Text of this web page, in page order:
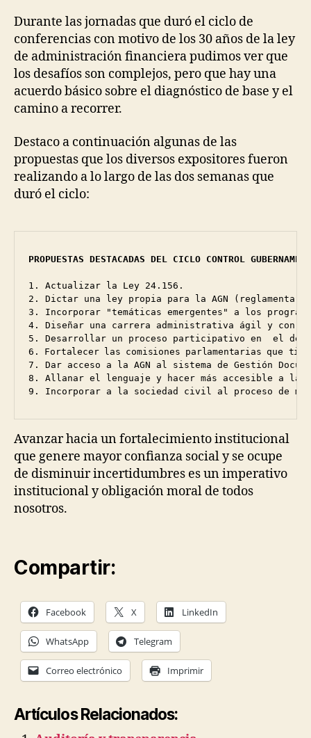
Durante las jornadas que duró el ciclo de
conferencias con motivo de los 30 años de la ley
de administración financiera pudimos ver que
los desafíos son complejos, pero que hay una
acuerdo básico sobre el diagnóstico de base y el
camino a recorrer.
Destaco a continuación algunas de las
propuestas que los diversos expositores fueron
realizando a lo largo de las dos semanas que
duró el ciclo:
PROPUESTAS DESTACADAS DEL CICLO CONTROL
1. Actualizar la Ley 24.156.
2. Dictar una ley propia para la AGN
3. Incorporar "temáticas emergentes" a los
4. Diseñar una carrera administrativa ágil y con
6. Fortalecer las comisiones parlamentarias que
7. Dar acceso a la AGN al sistema de Gestión
8. Allanar el lenguaje y hacer más accesible a la
Avanzar hacia un fortalecimiento institucional
que genere mayor confianza social y se ocupe
de disminuir incertidumbres es un imperativo
institucional y obligación moral de todos
nosotros.
Compartir:
Facebook X LinkedIn
WhatsApp Telegram
Correo electrónico Imprimir
Artículos Relacionados: